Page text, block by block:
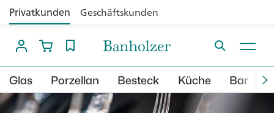
Privatkunden Geschäftskunden
Glas Porzellan Besteck Küche Bar